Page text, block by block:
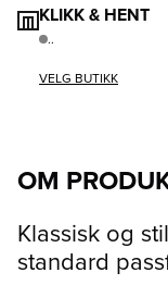
KLIKK & HENT
..
VELG BUTIKK
OM
Klassisk og
standard